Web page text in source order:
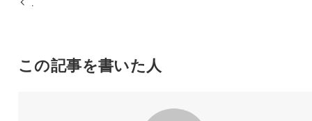
この記事を書いた人